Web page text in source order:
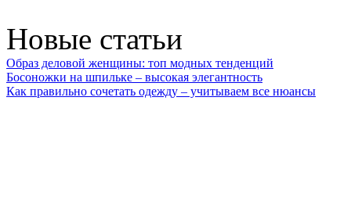
Новые статьи
Образ деловой женщины: топ модных тенденций
Босоножки на шпильке – высокая элегантность
Как правильно сочетать одежду – учитываем все нюансы